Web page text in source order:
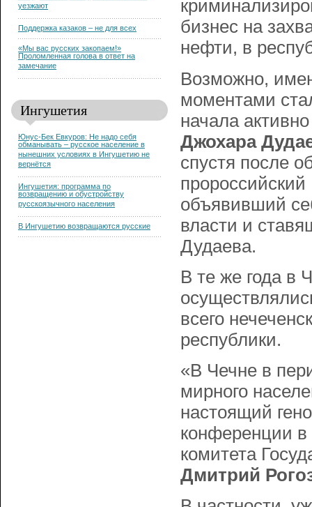
уезжают
Поддержка казаков – не для всех
«Мы вас русских закопаем!»
Проломленная голова в ответ на
замечание
Ингушетия
Юнус-Бек Евкуров: Не надо себя
обманывать – русское население в
нынешних условиях в Ингушетию не
вернётся
Ингушетия: программа по
возвращению и обустройству
русскоязычного населения
В Ингушетию возвращаются русские
бизнес на
нефти, в
Возможно,
моментами
начала
Джохара
спустя после
объявивший
власти и
Дудаева.
В те же года в
всего
республики.
«В Чечне в
мирного
настоящий
конференции в
комитета
Дмитрий